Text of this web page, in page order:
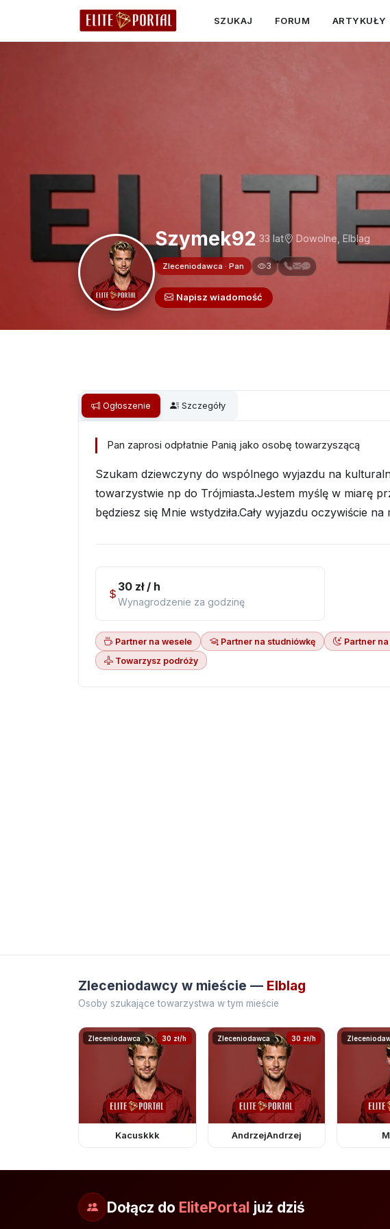
SZUKAJ FORUM ARTYKUŁY
Szymek92 33 lat Dowolne, Elblag
Zleceniodawca · Pan 3
Napisz wiadomość
Ogłoszenie Szczegóły
Pan zaprosi odpłatnie Panią jako osobę towarzyszącą
Szukam dziewczyny do wspólnego wyjazdu na
towarzystwie np do Trójmiasta.Jestem myślę w miarę
będziesz się Mnie wstydziła.Cały wyjazdu oczywiście
30 zł / h
Wynagrodzenie za godzinę
Partner na wesele Partner na studniówkę
Partner
Towarzysz podróży
Zleceniodawcy w mieście — Elblag
Osoby szukające towarzystwa w tym mieście
Zleceniodawca 30 zł/h
Kacuskkk
Zleceniodawca 30 zł/h
AndrzejAndrzej
Dołącz do ElitePortal już dziś